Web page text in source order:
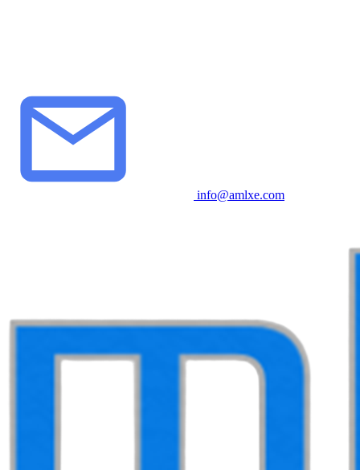
info@amlxe.com